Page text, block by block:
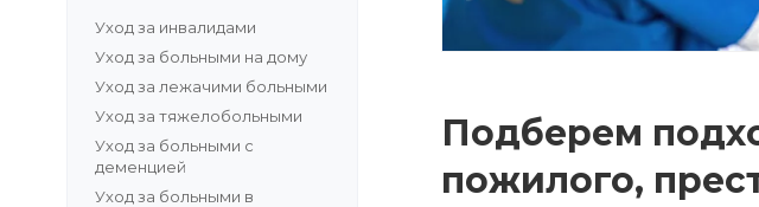
Уход за инвалидами
Уход за больными на дому
Уход за лежачими больными
Уход за тяжелобольными
Уход за больными с
деменцией
Уход за больными в
Подберем
пожилого,